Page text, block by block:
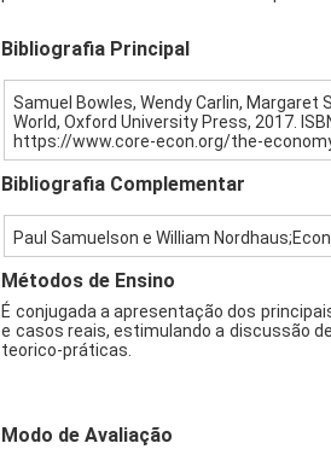
Bibliografia Principal
Samuel Bowles, Wendy Carlin,
World, Oxford University Press, 2017.
https://www.core-econ.org/the-
Bibliografia Complementar
Paul Samuelson e William
Métodos de Ensino
É conjugada a apresentação dos
e casos reais, estimulando a discussão
teorico-práticas.
Modo de Avaliação